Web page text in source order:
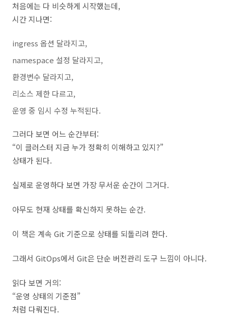
처음에는 다 비슷하게 시작했는데,
시간 지나면:
ingress 옵션 달라지고,
namespace 설정 달라지고,
환경변수 달라지고,
리소스 제한 다르고,
운영 중 임시 수정 누적된다.
그러다 보면 어느 순간부터:
“이 클러스터 지금 누가 정확히 이해하고 있지?”
상태가 된다.
실제로 운영하다 보면 가장 무서운 순간이 그거다.
아무도 현재 상태를 확신하지 못하는 순간.
이 책은 계속 Git 기준으로 상태를 되돌리려 한다.
그래서 GitOps에서 Git은 단순 버전관리 도구 느낌이 아니다.
읽다 보면 거의:
“운영 상태의 기준점”
처럼 다뤄진다.